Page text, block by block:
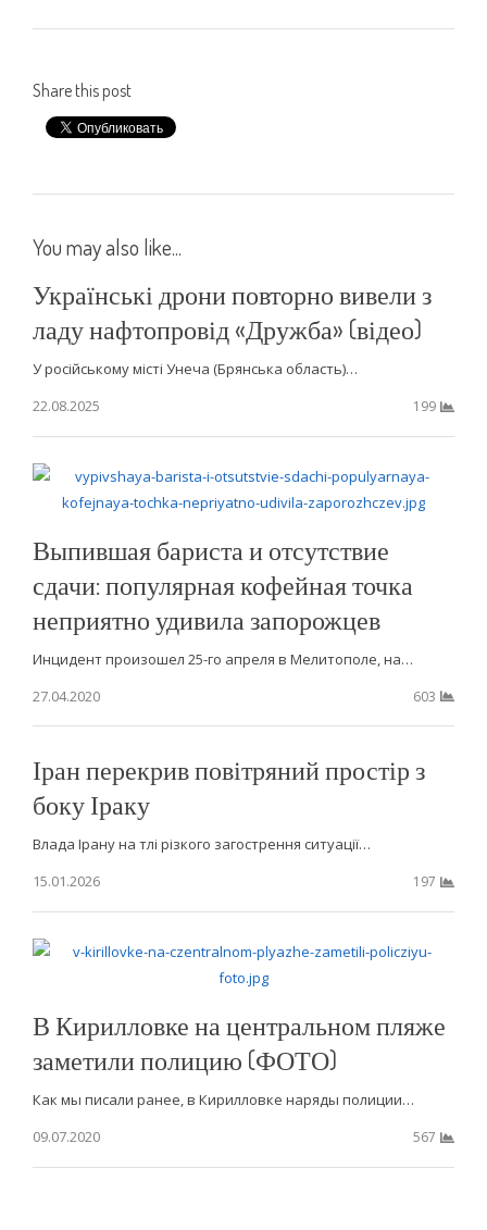
Share this post
You may also like...
Українські дрони повторно вивели з
ладу нафтопровід «Дружба» (відео)
У російському місті Унеча (Брянська область)…
22.08.2025
199
Выпившая бариста и отсутствие
сдачи: популярная кофейная точка
неприятно удивила запорожцев
Инцидент произошел 25-го апреля в Мелитополе, на…
27.04.2020
603
Іран перекрив повітряний простір з
боку Іраку
Влада Ірану на тлі різкого загострення ситуації…
15.01.2026
197
В Кирилловке на центральном пляже
заметили полицию (ФОТО)
Как мы писали ранее, в Кирилловке наряды полиции…
09.07.2020
567